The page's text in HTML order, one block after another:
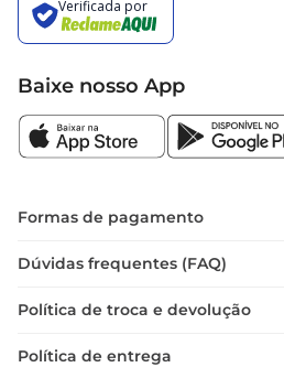
Baixe nosso App
Formas de pagamento
Dúvidas frequentes (FAQ)
Política de troca e devolução
Política de entrega